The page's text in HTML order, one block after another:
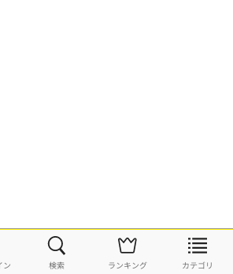
ン 検索 ランキング カテゴリ